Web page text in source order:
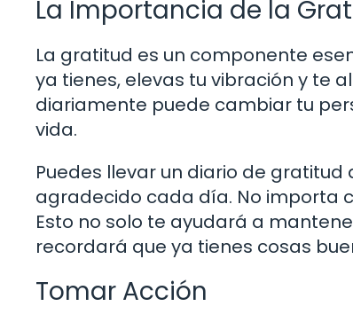
La Importancia de la
La gratitud es un componente
ya tienes, elevas tu vibración y te
diariamente puede cambiar tu
vida.
Puedes llevar un diario de
agradecido cada día. No importa
Esto no solo te ayudará a
recordará que ya tienes cosas
Tomar Acción